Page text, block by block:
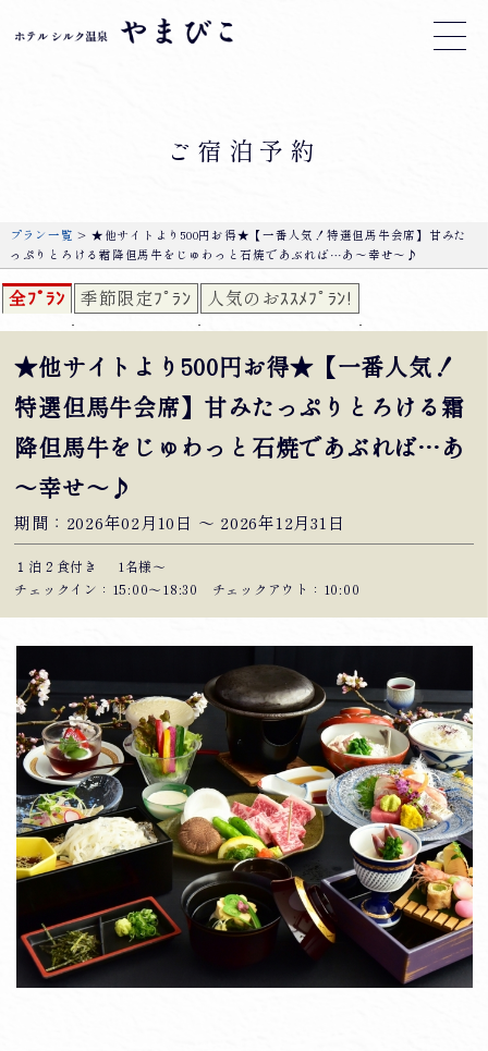
ご宿泊予約
プラン一覧 > ★他サイトより500円お得★【一番人気！特選但馬牛会席】甘みた
っぷりとろける霜降但馬牛をじゅわっと石焼であぶれば…あ～幸せ～♪
全ﾌﾟﾗﾝ 季節限定ﾌﾟﾗﾝ 人気のおｽｽﾒﾌﾟﾗﾝ!
★他サイトより500円お得★【一番人気！
特選但馬牛会席】甘みたっぷりとろける霜
降但馬牛をじゅわっと石焼であぶれば…あ
～幸せ～♪
期間：2026年02月10日 〜 2026年12月31日
１泊２食付き
1名様～
チェックイン：15:00〜18:30 チェックアウト：10:00